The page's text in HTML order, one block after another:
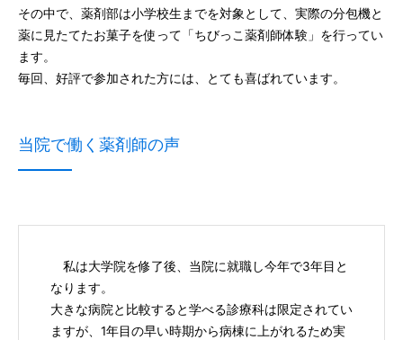
その中で、薬剤部は小学校生までを対象として、実際の分包機と
薬に見たてたお菓子を使って「ちびっこ薬剤師体験」を行ってい
ます。
毎回、好評で参加された方には、とても喜ばれています。
当院で働く薬剤師の声
私は大学院を修了後、当院に就職し今年で3年目と
なります。
大きな病院と比較すると学べる診療科は限定されてい
ますが、1年目の早い時期から病棟に上がれるため実